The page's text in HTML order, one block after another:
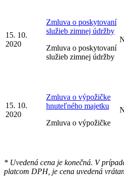
15. 10.
2020
Zmluva o poskytovaní
služieb zimnej údržby
Zmluva o poskytovaní
služieb zimnej údržby
15. 10.
2020
Zmluva o výpožičke
hnuteľného majetku
Zmluva o výpožičke
* Uvedená cena je konečná. V
platcom DPH, je cena uvedená